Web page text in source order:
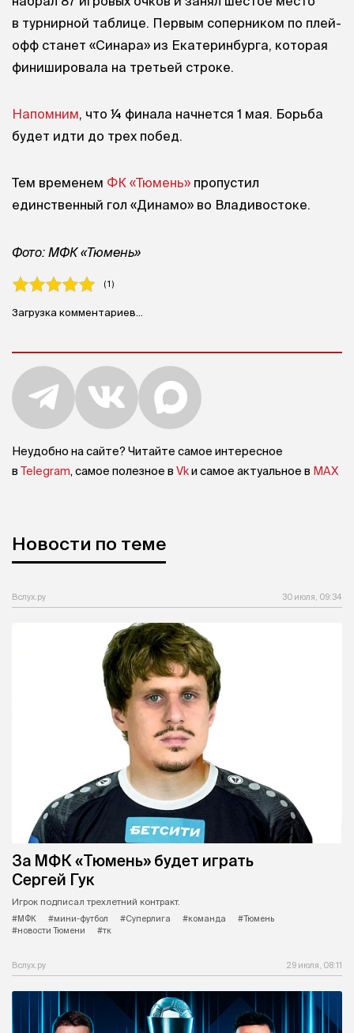
в турнирной таблице. Первым соперником по плей-
офф станет «Синара» из Екатеринбурга, которая
финишировала на третьей строке.
Напомним, что ¼ финала начнется 1 мая. Борьба
будет идти до трех побед.
Тем временем ФК «Тюмень» пропустил
единственный гол «Динамо» во Владивостоке.
Фото: МФК «Тюмень»
( 1 )
Загрузка комментариев...
Неудобно на сайте? Читайте самое интересное
в Telegram, самое полезное в Vkи самое актуальное в MAX
Новости по теме
Вслух.ру 30 июля, 09:34
За МФК «Тюмень» будет играть
Сергей Гук
Игрок подписал трехлетний контракт.
#МФК
#мини-футбол #Суперлига #команда
#Тюмень
#новости Тюмени
#тк
Вслух.ру 29 июля, 08:11